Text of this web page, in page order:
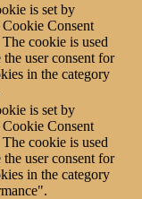
is set by
Consent
cookie is used
the user consent for
in the category
is set by
Consent
cookie is used
the user consent for
in the category